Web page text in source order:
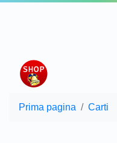
Prima pagina Carti